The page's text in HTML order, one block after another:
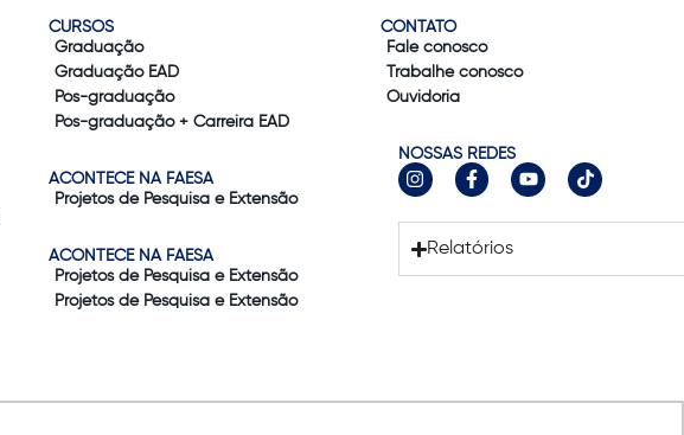
CURSOS
Graduação
Graduação EAD
Pós-graduação
Pós-graduação + Carreira EAD
ACONTECE NA FAESA
Projetos de Pesquisa e Extensão
ACONTECE NA FAESA
Projetos de Pesquisa e Extensão
Projetos de Pesquisa e Extensão
CONTATO
Fale conosco
Trabalhe conosco
Ouvidoria
NOSSAS REDES
Relatórios